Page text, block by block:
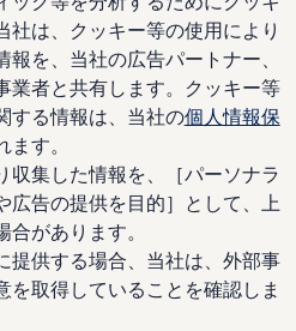
社は、クッキー等の使用により
を、当社の広告パートナー、
業者と共有します。クッキー等
する情報は、当社の個人情報保
す。
収集した情報を、［パーソナラ
広告の提供を目的］として、上
があります。
提供する場合、当社は、外部事
を取得していることを確認しま
ジン
ント
ビュー